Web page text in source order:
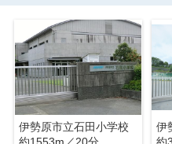
伊勢原市立石田小学校
約1553m／20分
伊
約